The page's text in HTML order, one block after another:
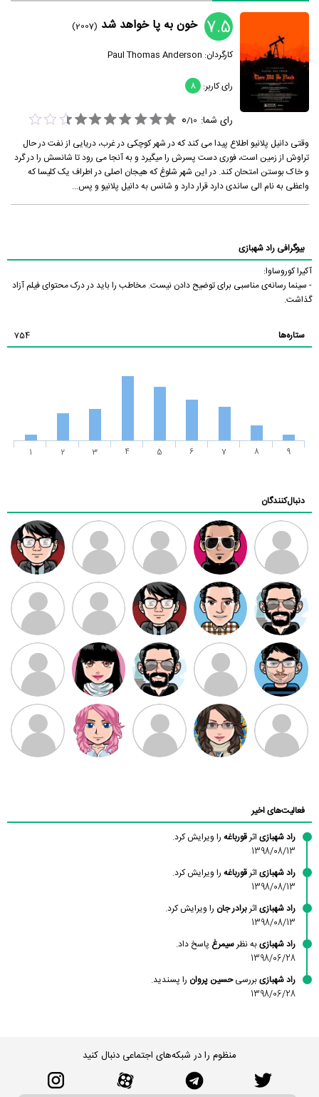
7.5 خون به پا خواهد شد (2007)
کارگردان: Paul Thomas Anderson
رای کاربر: 8
رای شما: 0/10
وقتی دانیل پلانیو اطلاع پیدا می کند که در شهر کوچکی در غرب، دریایی از نفت در حال
تراوش از زمین است، فوری دست پسرش را میگیرد و به آنجا می رود تا شانسش را در گرد
و خاک بوستن امتحان کند. در این شهر شلوغ که هیجان اصلی در اطراف یک کلیسا که
واعظی به نام الی ساندی دارد قرار دارد و شانس به دانیل پلانیو و پس...
بیوگرافی راد شهبازی
آکیرا کوروساوا:
- سینما رسانه‌ی مناسبی برای توضیح دادن نیست. مخاطب را باید در درک محتوای فیلم آزاد
گذاشت.
ستاره‌ها 754
1 2 3 4 5 6 7 8 9
دنبال‌کنندگان
ممدرضا رضا کاظمی زهرا ~ ابتین
سید محمد
موسوی
مهدی فرهمند مهدی سلطانی داود رضیی
طرفدار میلی
بابی براون
کیوان کیانی
سامان راحمی امیردلتا امیروو ملیکا منتظری عارفه داستانپور
فعالیت‌های اخیر
راد شهبازی اثرقورباغه را ویرایش کرد.
1398/08/13
راد شهبازی اثرقورباغه را ویرایش کرد.
1398/08/13
راد شهبازی اثربرادر جان را ویرایش کرد.
1398/08/13
راد شهبازیبه نظرسیمرغ پاسخ داد.
1398/06/28
راد شهبازیبررسیحسین پروان را پسندید.
1398/06/28
منظوم را در شبکه‌های اجتماعی دنبال کنید